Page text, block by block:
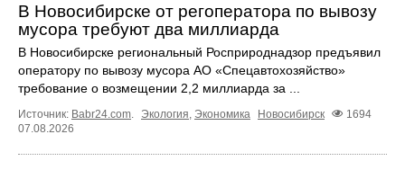
В Новосибирске от регоператора по вывозу
мусора требуют два миллиарда
В Новосибирске региональный Росприроднадзор предъявил
оператору по вывозу мусора АО «Спецавтохозяйство»
требование о возмещении 2,2 миллиарда за ...
Источник: Babr24.com. Экология, Экономика Новосибирск
1694
07.08.2026